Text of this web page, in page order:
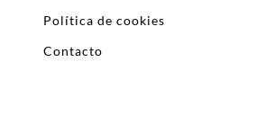
Política de cookies
Contacto